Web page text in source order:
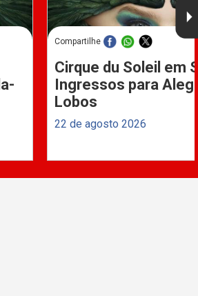
Compartilhe
Cirque du Soleil em
Ingressos para
Lobos
22 de agosto 2026